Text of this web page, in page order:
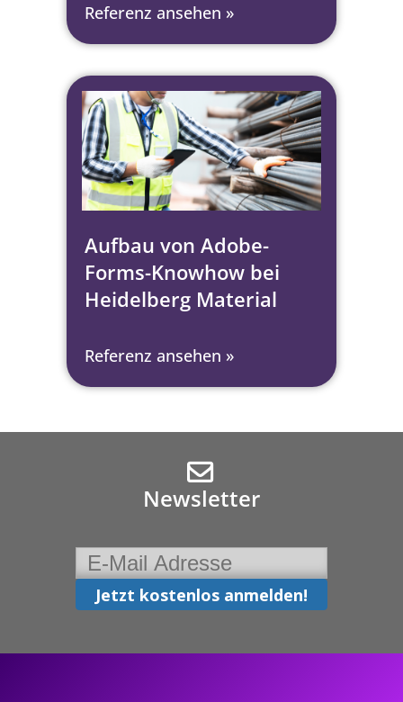
Referenz ansehen »
Aufbau von Adobe-
Forms-Knowhow bei
Heidelberg Material
Referenz ansehen »
Newsletter